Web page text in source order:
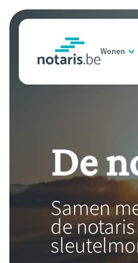
Overslaan
en
inhoud
Wonen
De
Samen
de